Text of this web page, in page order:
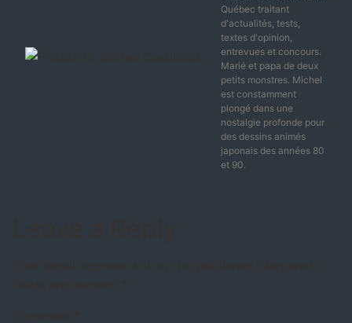
Québec traitant
d'actualités, tests,
textes d'opinion,
entrevues et concours.
Marié et papa de deux
petits monstres. Michel
est constamment
plongé dans une
nostalgie profonde pour
des dessins animés
japonais des années 80
et 90.